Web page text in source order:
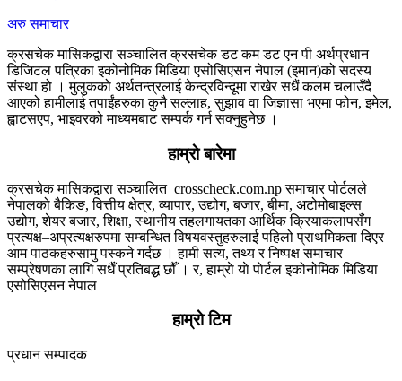
अरु समाचार
क्रसचेक मासिकद्वारा सञ्चालित क्रसचेक डट कम डट एन पी अर्थप्रधान
डिजिटल पत्रिका इकोनोमिक मिडिया एसोसिएसन नेपाल (इमान)को सदस्य
संस्था हो । मुलुकको अर्थतन्त्रलाई केन्द्रविन्दूमा राखेर सधैं कलम चलाउँदै
आएको हामीलाई तपाईंहरुका कुनै सल्लाह, सुझाव वा जिज्ञासा भएमा फोन, इमेल,
ह्वाटसएप, भाइवरको माध्यमबाट सम्पर्क गर्न सक्नुहुनेछ ।
हाम्राे बारेमा
क्रसचेक मासिकद्वारा सञ्चालित crosscheck.com.np समाचार पोर्टलले
नेपालको बैकिङ, वित्तीय क्षेत्र, व्यापार, उद्योग, बजार, बीमा, अटोमोबाइल्स
उद्योग, शेयर बजार, शिक्षा, स्थानीय तहलगायतका आर्थिक क्रियाकलापसँग
प्रत्यक्ष–अप्रत्यक्षरुपमा सम्बन्धित विषयवस्तुहरुलाई पहिलो प्राथमिकता दिएर
आम पाठकहरुसामु पस्कने गर्दछ । हामी सत्य, तथ्य र निष्पक्ष समाचार
सम्प्रेषणका लागि सधैँ प्रतिबद्ध छौँ । र, हाम्राे याे पाेर्टल इकोनोमिक मिडिया
एसोसिएसन नेपाल
हाम्राे टिम
प्रधान सम्पादक